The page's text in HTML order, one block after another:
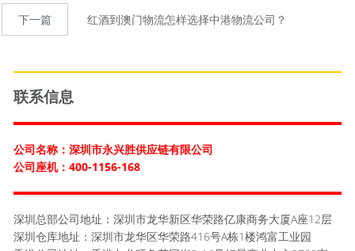
下一篇 红酒到澳门物流怎样选择中港物流公司？
联系信息
公司名称：深圳市永兴胜供应链有限公司
公司座机：400-1156-168
深圳总部公司地址：深圳市龙华新区华荣路亿康商务大厦A座12层
深圳仓库地址：深圳市龙华区华荣路416号A栋1楼鸿富工业园